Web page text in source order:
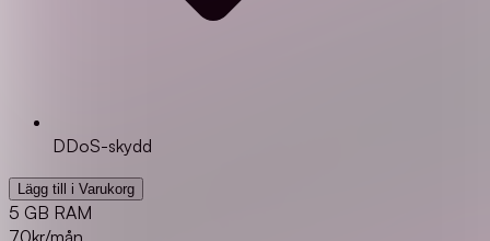
DDoS-skydd
Lägg till i Varukorg
5 GB RAM
70kr/mån